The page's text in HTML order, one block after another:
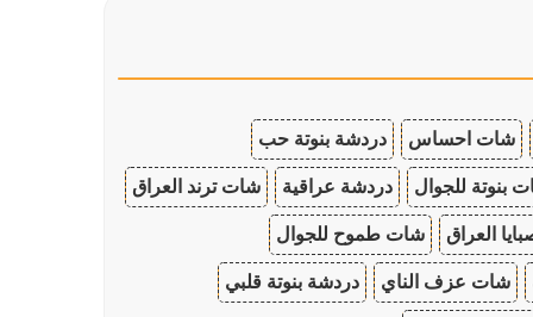
شات احساس دردشة بنوتة حب
بنوتة للجوال دردشة عراقية شات ترند العراق
العراق شات طموح للجوال
شات عزف الناي دردشة بنوتة قلبي